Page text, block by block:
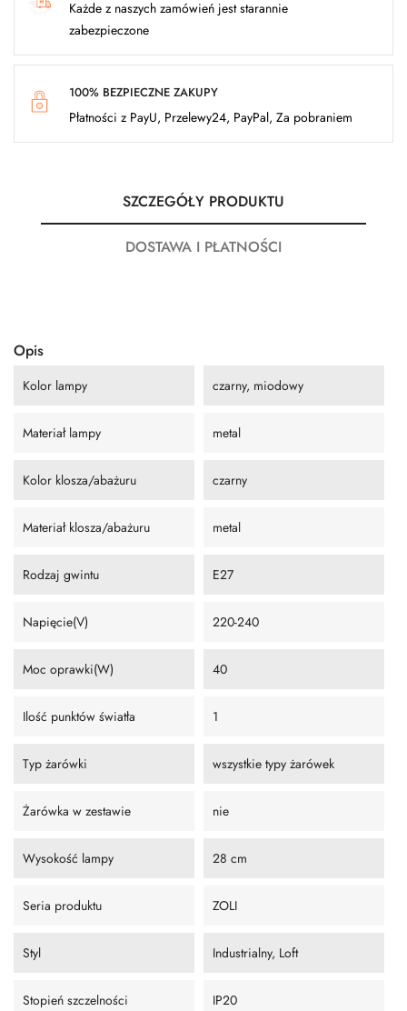
Każde z naszych zamówień jest starannie
zabezpieczone
100% BEZPIECZNE ZAKUPY
Płatności z PayU, Przelewy24, PayPal, Za pobraniem
SZCZEGÓŁY PRODUKTU
DOSTAWA I PŁATNOŚCI
Opis
Kolor lampy czarny, miodowy
Materiał lampy metal
Kolor klosza/abażuru czarny
Materiał klosza/abażuru metal
Rodzaj gwintu E27
Napięcie(V) 220-240
Moc oprawki(W) 40
Ilość punktów światła 1
Typ żarówki wszystkie typy żarówek
Żarówka w zestawie nie
Wysokość lampy 28 cm
Seria produktu ZOLI
Styl Industrialny, Loft
Stopień szczelności IP20